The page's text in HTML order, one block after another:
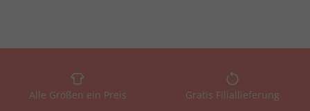
Alle Größen ein Preis Gratis Filiallieferung